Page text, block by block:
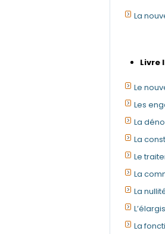
La
Livre
Le
Les
La
La
Le
La
La
La